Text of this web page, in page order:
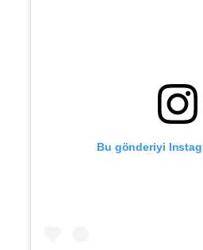
Bu gönderiyi